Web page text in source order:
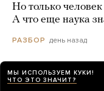
Но только
А что еще наука
РАЗБОР день назад
МЫ ИСПОЛЬЗУЕМ КУКИ!
ЧТО ЭТО ЗНАЧИТ?